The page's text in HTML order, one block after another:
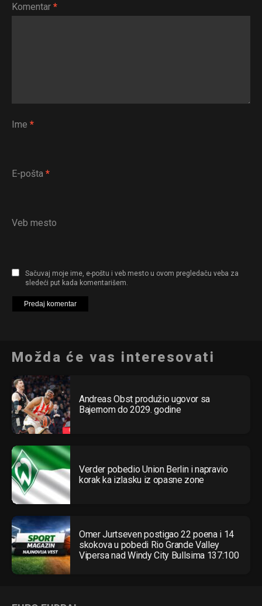
Komentar *
Ime *
E-pošta *
Veb mesto
Sačuvaj moje ime, e-poštu i veb mesto u ovom pregledaču veba za
sledeći put kada komentarišem.
Možda će vas interesovati
Andreas Obst produžio ugovor sa
Bajernom do 2029. godine
Verder pobedio Union Berlin i napravio
korak ka izlasku iz opasne zone
Omer Jurtseven postigao 22 poena i 14
skokova u pobedi Rio Grande Valley
Vipersa nad Windy City Bullsima 137:100